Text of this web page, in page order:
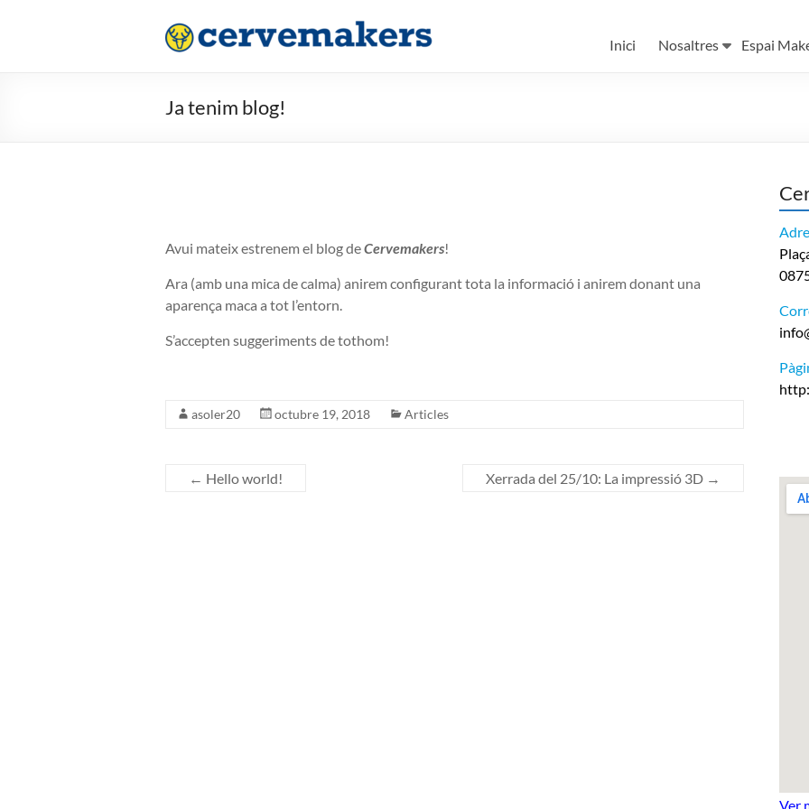
Inici Nosaltres Espai
Ja tenim blog!
Avui mateix estrenem el blog deCervemakers!
Ara (amb una mica de calma) anirem configurant tota la informació i anirem donant una
aparença maca a tot l’entorn.
S’accepten suggeriments de tothom!
asoler20 octubre 19, 2018 Articles
← Hello world! Xerrada del 25/10: La impressió 3D →
Ver